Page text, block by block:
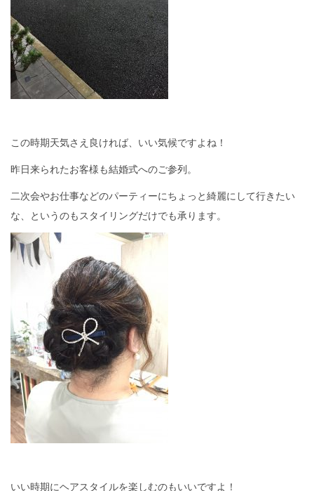
この時期天気さえ良ければ、いい気候ですよね！
昨日来られたお客様も結婚式へのご参列。
二次会やお仕事などのパーティーにちょっと綺麗にして行きたい
な、というのもスタイリングだけでも承ります。
いい時期にヘアスタイルを楽しむのもいいですよ！